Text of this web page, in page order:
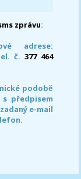
zprávu:
adrese:
č. 377 464
podobě
s předpisem
e-mail